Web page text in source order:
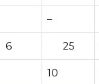
–
6 25
10